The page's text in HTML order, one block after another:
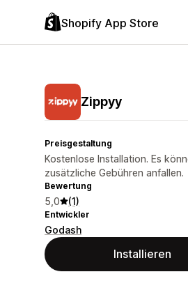
Shopify App Store
Zippyy
Preisgestaltung
Kostenlose Installation. Es
zusätzliche Gebühren anfallen.
Bewertung
5,0 (1)
Entwickler
Godash
Installieren